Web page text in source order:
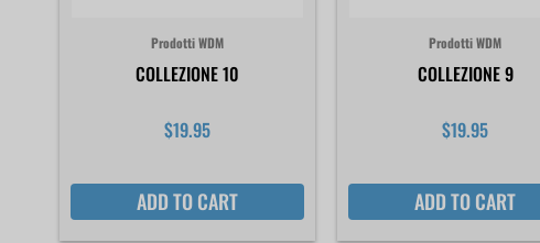
Prodotti WDM
COLLEZIONE 10
$19.95
ADD TO CART
Prodotti WDM
COLLEZIONE 9
$19.95
ADD TO CART